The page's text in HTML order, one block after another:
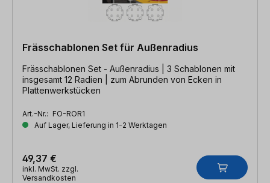
Frässchablonen Set für Außenradius
Frässchablonen Set - Außenradius | 3 Schablonen mit
insgesamt 12 Radien | zum Abrunden von Ecken in
Plattenwerkstücken
Art.-Nr.: FO-ROR1
Auf Lager, Lieferung in 1-2 Werktagen
49,37 €
inkl. MwSt. zzgl.
Versandkosten